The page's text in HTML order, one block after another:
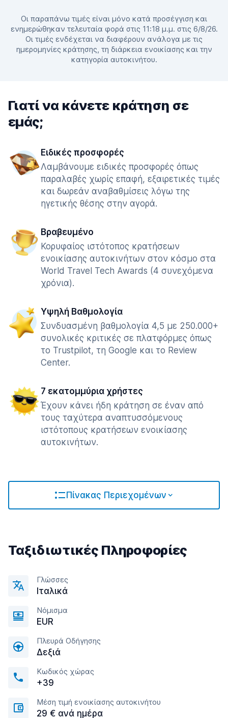
Οι παραπάνω τιμές είναι μόνο κατά προσέγγιση και
ενημερώθηκαν τελευταία φορά στις 11:18 μ.μ. στις 6/8/26.
Οι τιμές ενδέχεται να διαφέρουν ανάλογα με τις
ημερομηνίες κράτησης, τη διάρκεια ενοικίασης και την
κατηγορία αυτοκινήτου.
Γιατί να κάνετε κράτηση σε
εμάς;
Ειδικές προσφορές
Λαμβάνουμε ειδικές προσφορές όπως
παραλαβές χωρίς επαφή, εξαιρετικές τιμές
και δωρεάν αναβαθμίσεις λόγω της
ηγετικής θέσης στην αγορά.
Βραβευμένο
Κορυφαίος ιστότοπος κρατήσεων
ενοικίασης αυτοκινήτων στον κόσμο στα
World Travel Tech Awards (4 συνεχόμενα
χρόνια).
Υψηλή Βαθμολογία
Συνδυασμένη βαθμολογία 4,5 με 250.000+
συνολικές κριτικές σε πλατφόρμες όπως
το Trustpilot, τη Google και το Review
Center.
7 εκατομμύρια χρήστες
Έχουν κάνει ήδη κράτηση σε έναν από
τους ταχύτερα αναπτυσσόμενους
ιστότοπους κρατήσεων ενοικίασης
αυτοκινήτων.
Πίνακας Περιεχομένων
Ταξιδιωτικές Πληροφορίες
Γλώσσες
Ιταλικά
Νόμισμα
EUR
Πλευρά Οδήγησης
Δεξιά
Κωδικός χώρας
+39
Μέση τιμή ενοικίασης αυτοκινήτου
29 € ανά ημέρα